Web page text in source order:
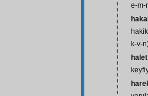
e-m-
k-v-
halet